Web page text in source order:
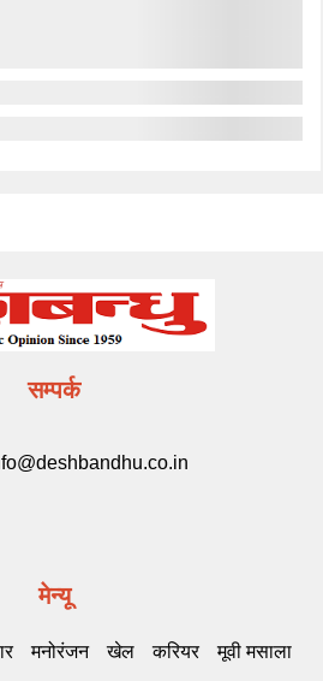
सम्पर्क
मेन्यू
मनोरंजन खेल करियर मूवी मसाला